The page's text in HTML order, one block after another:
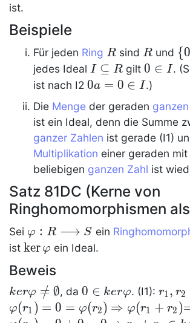
ist.
Beispiele
Für jeden Ring R
R sind R
R und \
{0
jedes Ideal I\subseteq
R
I ⊆ R gilt0\in
I
0 ∈ I.
ist nach I2 0a=0\in
0a = 0 ∈ I.)
Die Menge der geraden
ist ein Ideal, denn die Summe
ganzer Zahlen ist gerade (I1)
Multiplikation einer geraden mit
beliebigen ganzen Zahl ist
Satz 81DC (Kerne von
Ringhomomorphismen
Sei \phi:R\longrightarrow
S
φ : R ⟶ S ein
ist \ker\phi
ker φ ein Ideal.
Beweis
\Ker\phi\ne\OO
kerφ =
/ ∅, da 0\in\Ker\phi
0 ∈ kerφ. (I1): r_1,
r1, r2
φ(r1 ) = 0 = φ(r2) ⇒ φ(r1 + r2 )